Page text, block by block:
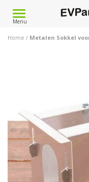
Toggle
navigation
Menu
Home / Metalen Sokkel